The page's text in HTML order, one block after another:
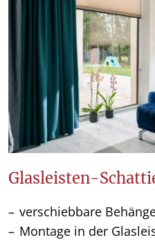
Glasleisten-
verschiebbare
Montage in der